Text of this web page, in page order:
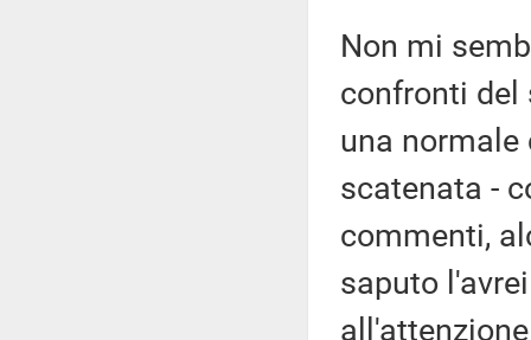
Non mi
confronti del
una
scatenata -
commenti,
saputo